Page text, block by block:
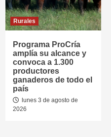
Rurales
Programa ProCría
amplía su alcance y
convoca a 1.300
productores
ganaderos de todo el
país
lunes 3 de agosto de
2026